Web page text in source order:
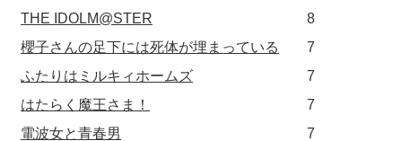
THE IDOLM@STER
8
櫻子さんの足下には死体が埋まっている
7
ふたりはミルキィホームズ
7
はたらく魔王さま！
7
電波女と青春男
7